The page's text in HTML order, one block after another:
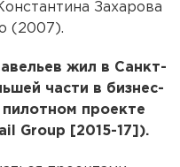
Захарова
(2007).
жил в Санкт-
части в бизнес-
пилотном проекте
Group [2015-17]).